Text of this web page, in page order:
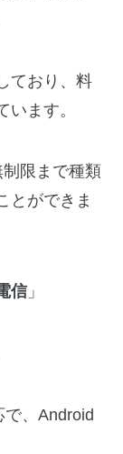
ており、料
ます。
限まで種類
とができま
信」
で、Android